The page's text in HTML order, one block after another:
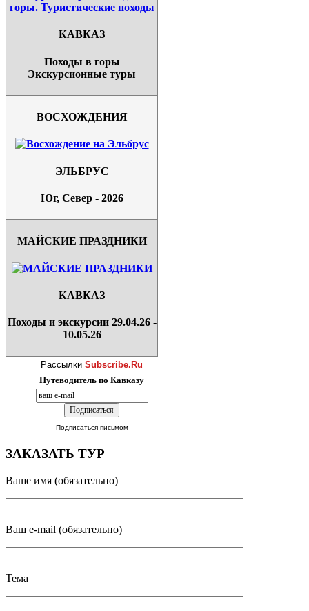
КАВКАЗ
Походы в горы
Экскурсионные туры
ВОСХОЖДЕНИЯ
ЭЛЬБРУС
Юг, Север - 2026
МАЙСКИЕ ПРАЗДНИКИ
КАВКАЗ
Походы и экскурсии 29.04.26 -
10.05.26
Рассылки Subscribe.Ru
Путеводитель по Кавказу
Подписаться письмом
ЗАКАЗАТЬ ТУР
Ваше имя (обязательно)
Ваш e-mail (обязательно)
Тема